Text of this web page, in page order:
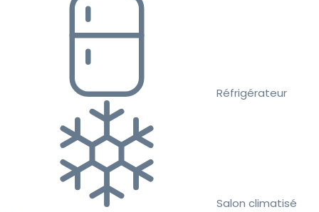
Réfrigérateur
Salon climatisé